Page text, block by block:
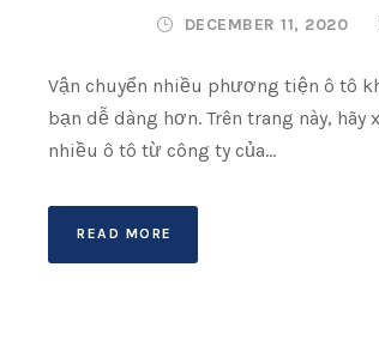
DECEMBER 11, 2020
Vận chuyển nhiều phương tiện ô tô
bạn dễ dàng hơn. Trên trang này,
nhiều ô tô từ công ty của...
READ MORE